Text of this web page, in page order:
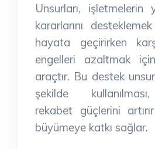
Unsurları, işletmelerin
kararlarını
hayata geçirirken
engelleri azaltmak
araçtır. Bu destek
şekilde
rekabet güçlerini
büyümeye katkı sağlar.